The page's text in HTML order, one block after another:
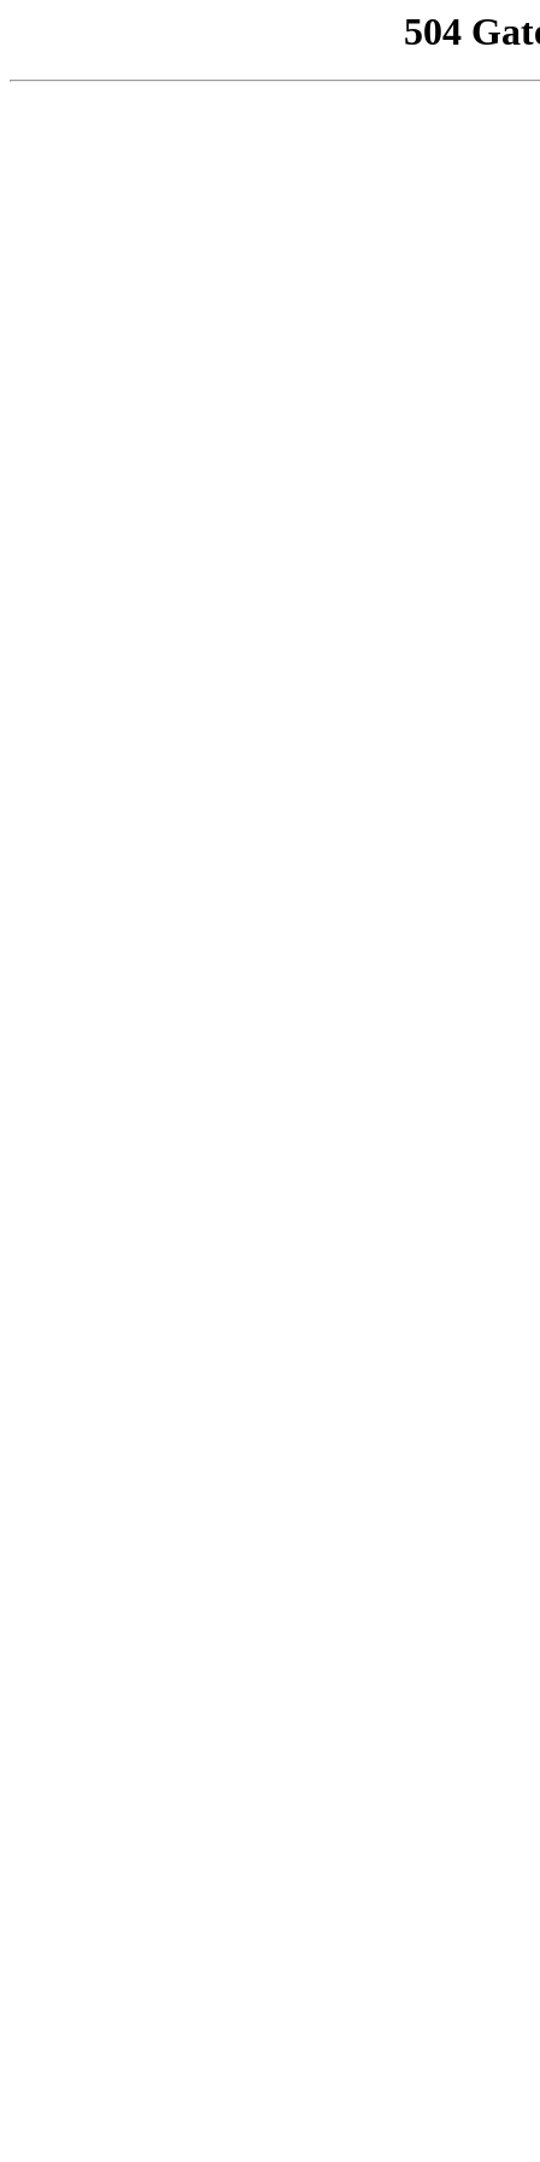
504